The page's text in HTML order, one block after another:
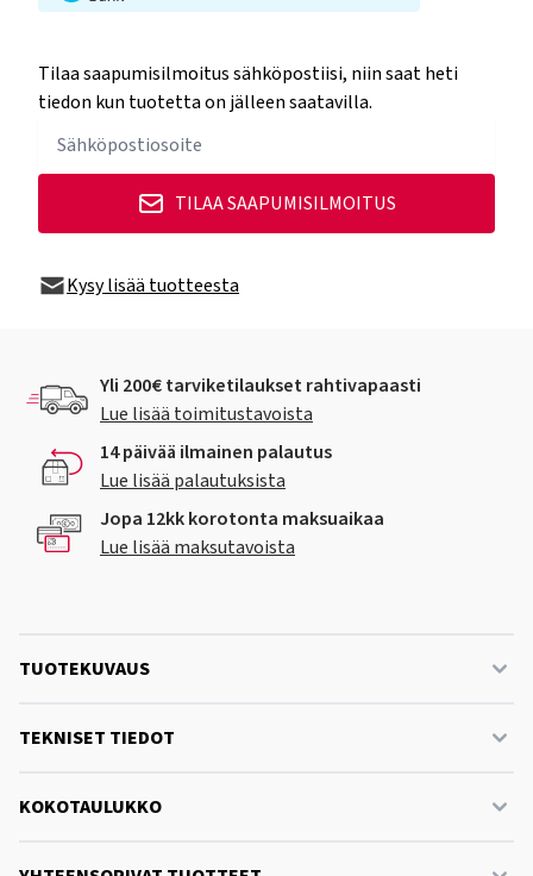
Tilaa saapumisilmoitus sähköpostiisi, niin saat heti
tiedon kun tuotetta on jälleen saatavilla.
TILAA SAAPUMISILMOITUS
Kysy lisää tuotteesta
Yli 200€ tarviketilaukset rahtivapaasti
Lue lisää toimitustavoista
14 päivää ilmainen palautus
Lue lisää palautuksista
Jopa 12kk korotonta maksuaikaa
Lue lisää maksutavoista
TUOTEKUVAUS
TEKNISET TIEDOT
KOKOTAULUKKO